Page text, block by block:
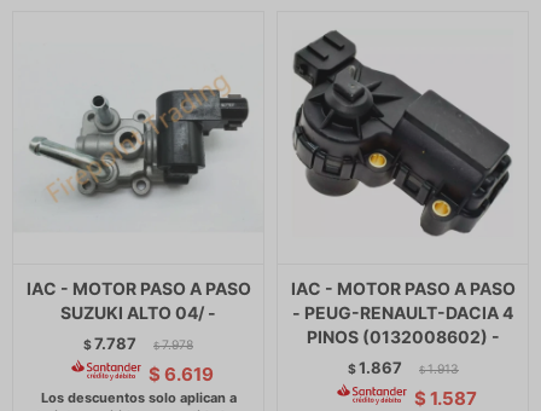
IAC - MOTOR PASO A PASO
SUZUKI ALTO 04/ -
$7.787 $ 7.978
$ 6.619
IAC - MOTOR PASO A PASO
- PEUG-RENAULT-DACIA 4
PINOS (0132008602) -
$1.867 $ 1.913
$ 1.587